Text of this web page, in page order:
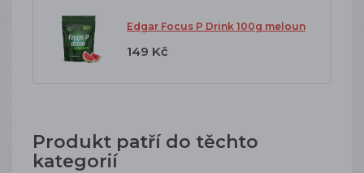
Edgar Focus P Drink 100g meloun
149 Kč
Produkt patří do těchto
kategorií